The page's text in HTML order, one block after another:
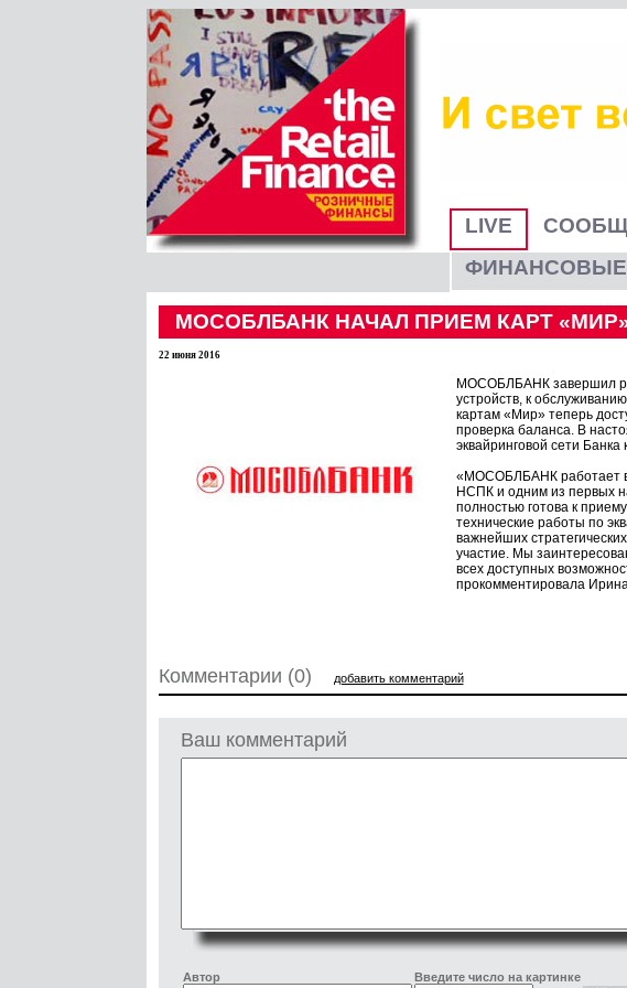
LIVE
МОСОБЛБАНК НАЧАЛ ПРИЕМ КАРТ
22 июня 2016
МОСОБЛБАНК завершил
устройств, к
картам «Мир» теперь
проверка баланса. В
эквайринговой сети
«МОСОБЛБАНК работает в
НСПК и одним из первых
полностью готова к
технические работы по
важнейших
участие. Мы
всех доступных
прокомментировала
Комментарии (0) добавить комментарий
Ваш комментарий
Автор Введите число на картинке